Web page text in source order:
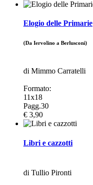
Elogio delle Primarie
(Da Iervolino a Berlusconi)
di Mimmo Carratelli
Formato:
11x18
Pagg.30
€ 3,90
Libri e cazzotti
di Tullio Pironti